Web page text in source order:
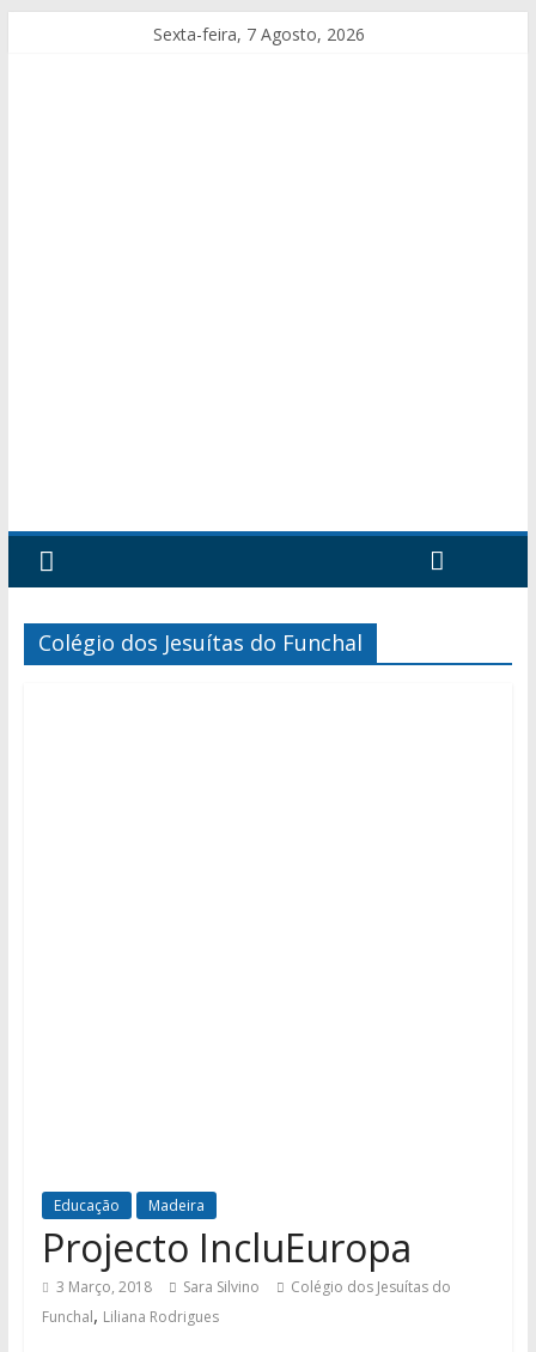
Sexta-feira, 7 Agosto, 2026
Colégio dos Jesuítas do Funchal
Educação Madeira
Projecto IncluEuropa
3 Março, 2018 Sara Silvino
Colégio dos Jesuítas do
Funchal, Liliana Rodrigues